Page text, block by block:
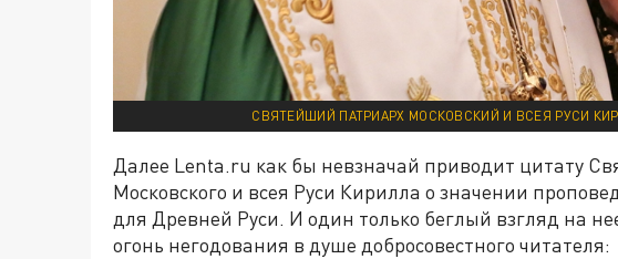
СВЯТЕЙШИЙ ПАТРИАРХ МОСКОВСКИЙ И ВСЕЯ РУСИ
Далее Lenta.ru как бы невзначай приводит цитату
Московского и всея Руси Кирилла о значении
для Древней Руси. И один только беглый взгляд на
огонь негодования в душе добросовестного читателя: